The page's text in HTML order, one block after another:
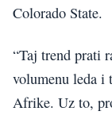
Colorado State.
“Taj trend prati
volumenu leda i
Afrike. Uz to,